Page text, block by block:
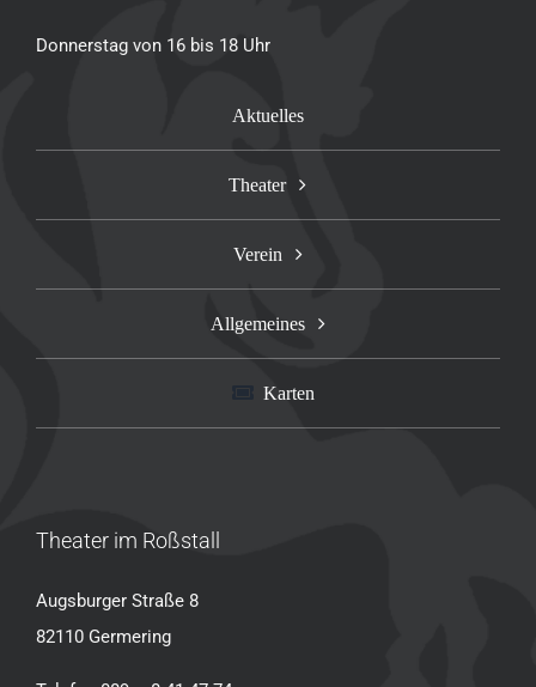
Donnerstag von 16 bis 18 Uhr
Aktuelles
Theater
Verein
Allgemeines
Karten
Theater im Roßstall
Augsburger Straße 8
82110 Germering